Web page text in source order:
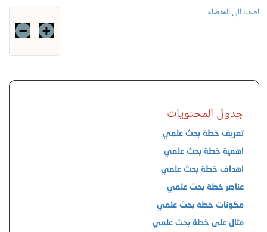
اضفنا الى المفضلة
جدول المحتويات
تعريف خطة بحث علمي
اهمية خطة بحث علمي
اهداف خطة بحث علمي
عناصر خطة بحث علمي
مكونات خطة بحث علمي
مثال على خطة بحث علمي